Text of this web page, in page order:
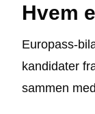
Hvem
Europass-
kandidater
sammen